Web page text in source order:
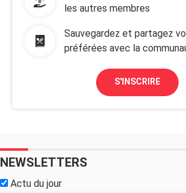
les autres membres
Sauvegardez et partagez
préférées avec la
S'INSCRIRE
NEWSLETTERS
Actu du jour